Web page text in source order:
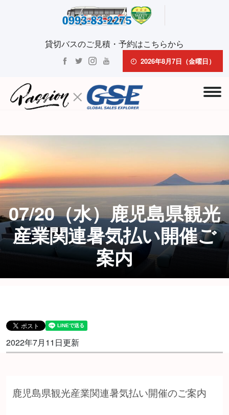
貸切バスのご見積・予約はこちらから
2026年8月7日（金曜日）
07/20（水）鹿児島県観光
産業関連暑気払い開催ご
案内
2022年7月11日更新
鹿児島県観光産業関連暑気払い開催のご案内